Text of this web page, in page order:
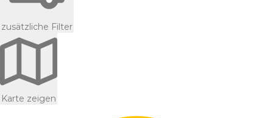
zusätzliche Filter
Karte zeigen